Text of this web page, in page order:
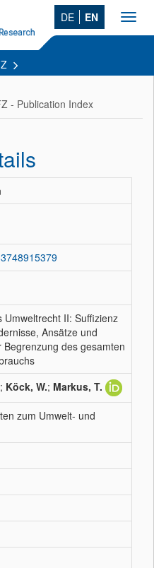
DE EN
- Publication Index
Umweltrecht II: Suffizienz
Ansätze und
Begrenzung des gesamten
; Köck, W.; Markus, T.
zum Umwelt- und